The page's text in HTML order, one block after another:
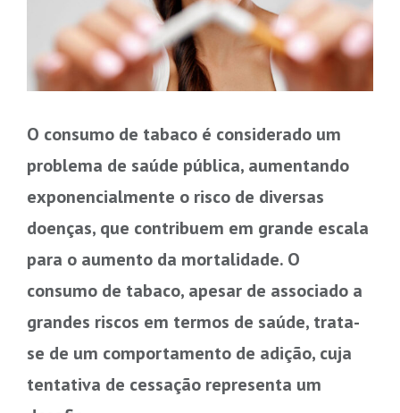
O consumo de tabaco é considerado um
problema de saúde pública, aumentando
exponencialmente o risco de diversas
doenças, que contribuem em grande escala
para o aumento da mortalidade. O
consumo de tabaco, apesar de associado a
grandes riscos em termos de saúde, trata-
se de um comportamento de adição, cuja
tentativa de cessação representa um